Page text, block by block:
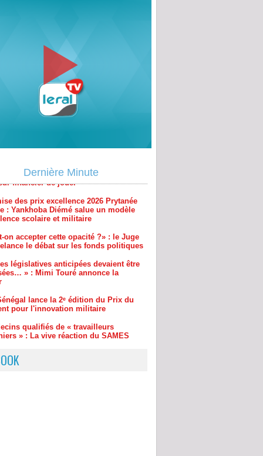
Dernière Minute
financier de jouer
des prix excellence 2026 Prytanée
: Yankhoba Diémé salue un modèle
scolaire et militaire
on accepter cette opacité ?» : le Juge
le débat sur les fonds politiques
» : Mimi Touré annonce la
lance la 2ᵉ édition du Prix du
pour l'innovation militaire
» : La vive réaction du SAMES
direction du COUD